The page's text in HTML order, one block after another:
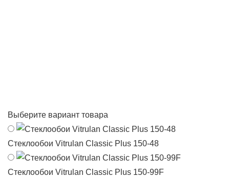
Выберите вариант товара
Стеклообои Vitrulan Classic Plus 150-48
Стеклообои Vitrulan Classic Plus 150-99F